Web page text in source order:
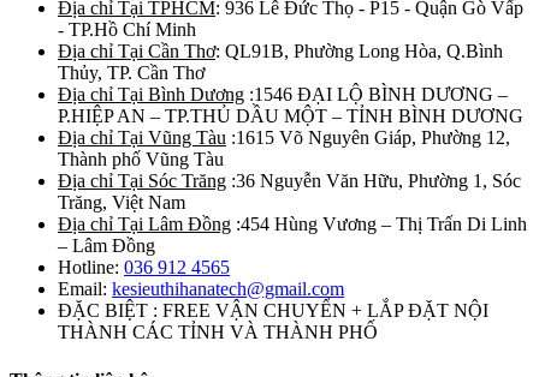
Địa chỉ Tại TPHCM: 936 Lê Đức Thọ - P15 - Quận Gò Vấp
- TP.Hồ Chí Minh
Địa chỉ Tại Cần Thơ: QL91B, Phường Long Hòa, Q.Bình
Thủy, TP. Cần Thơ
Địa chỉ Tại Bình Dương :1546 ĐẠI LỘ BÌNH DƯƠNG –
P.HIỆP AN – TP.THỦ DẦU MỘT – TỈNH BÌNH DƯƠNG
Địa chỉ Tại Vũng Tàu :1615 Võ Nguyên Giáp, Phường 12,
Thành phố Vũng Tàu
Địa chỉ Tại Sóc Trăng :36 Nguyễn Văn Hữu, Phường 1, Sóc
Trăng, Việt Nam
Địa chỉ Tại Lâm Đồng :454 Hùng Vương – Thị Trấn Di Linh
– Lâm Đồng
Hotline: 036 912 4565
Email: kesieuthihanatech@gmail.com
ĐẶC BIỆT : FREE VẬN CHUYỂN + LẮP ĐẶT NỘI
THÀNH CÁC TỈNH VÀ THÀNH PHỐ